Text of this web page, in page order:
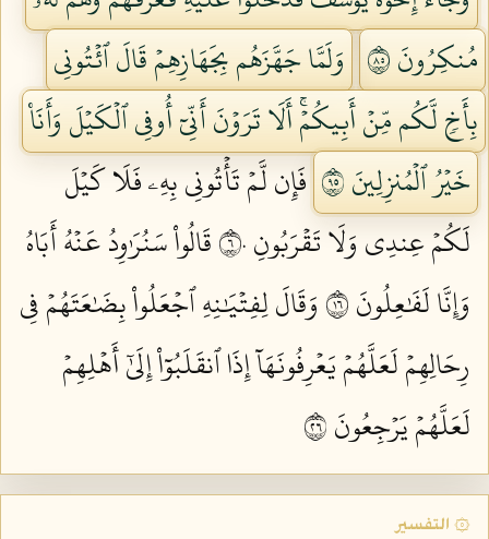
مُنكِرُونَ ٥٨
وَلَمَّا جَهَّزَهُم بِجَهَازِهِمۡ قَالَ ٱئۡتُونِي
بِأَخٖ لَّكُم مِّنۡ أَبِيكُمۡۚ أَلَا تَرَوۡنَ أَنِّيٓ أُوفِي ٱلۡكَيۡلَ وَأَنَا۠
خَيۡرُ ٱلۡمُنزِلِينَ ٥٩
فَإِن لَّمۡ تَأۡتُونِي بِهِۦ فَلَا كَيۡلَ
لَكُمۡ عِندِي وَلَا تَقۡرَبُونِ ٦٠
قَالُواْ سَنُرَٰوِدُ عَنۡهُ أَبَاهُ
وَإِنَّا لَفَٰعِلُونَ ٦١
وَقَالَ لِفِتۡيَٰنِهِ ٱجۡعَلُواْ بِضَٰعَتَهُمۡ فِي
رِحَالِهِمۡ لَعَلَّهُمۡ يَعۡرِفُونَهَآ إِذَا ٱنقَلَبُوٓاْ إِلَىٰٓ أَهۡلِهِمۡ
لَعَلَّهُمۡ يَرۡجِعُونَ ٦٢
۞ التفسير